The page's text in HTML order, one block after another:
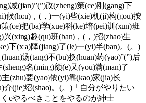
减(jian)”(”)政(zheng)策(ce)刚(gang)下
候(hou)，(，)一(yi)些(xie)机(ji)构(gou)按
(ce)把(ba)学(xue)科(ke)培(pei)训(xun)班
兴(xing)趣(qu)班(ban)，(，)招(zhao)生
下(xia)降(jiang)了(le)一(yi)半(ban)。(。)
汤(tang)不(bu)换(huan)药(yao)”(”)后
名(ming)额(e)又(you)满(man)了
(zhu)要(yao)依(yi)靠(kao)家(jia)长
介(jie)绍(shao)。(。)「自分がやりたい
cやるべきことをやるのが紳士